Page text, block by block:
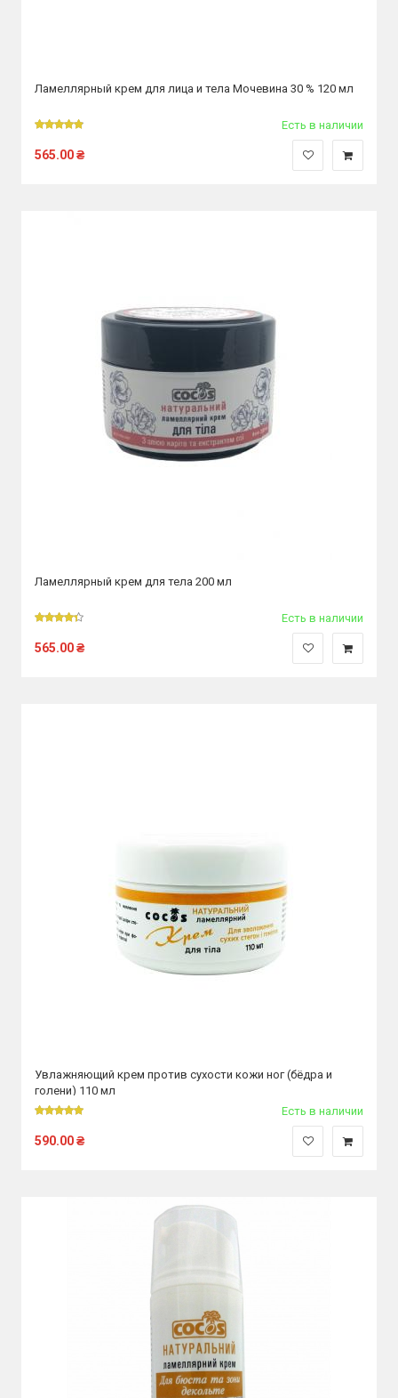
Ламеллярный крем для лица и тела Мочевина 30 % 120 мл
Есть в наличии
565.00₴
Ламеллярный крем для тела 200 мл
Есть в наличии
565.00₴
Увлажняющий крем против сухости кожи ног (бёдра и
голени) 110 мл
Есть в наличии
590.00₴